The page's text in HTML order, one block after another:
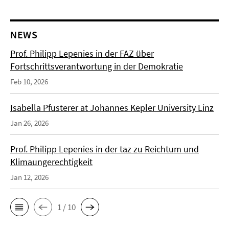
NEWS
Prof. Philipp Lepenies in der FAZ über
Fortschrittsverantwortung in der Demokratie
Feb 10, 2026
Isabella Pfusterer at Johannes Kepler University Linz
Jan 26, 2026
Prof. Philipp Lepenies in der taz zu Reichtum und
Klimaungerechtigkeit
Jan 12, 2026
1 / 10